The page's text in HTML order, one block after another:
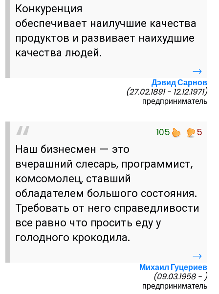
Конкуренция
обеспечивает наилучшие качества
продуктов и развивает наихудшие
качества людей.
→
Дэвид Сарнов
(27.02.1891 - 12.12.1971)
предприниматель
105 5
Наш бизнесмен — это
вчерашний слесарь, программист,
комсомолец, ставший
обладателем большого состояния.
Требовать от него справедливости
все равно что просить еду у
голодного крокодила.
→
Михаил Гуцериев
(09.03.1958 - )
предприниматель